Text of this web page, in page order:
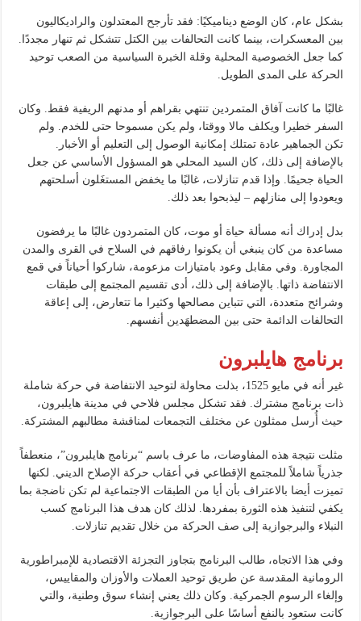
بشكل عام، كان الوضع ديناميكيًا: فقد تأرجح المعتدلون والراديكاليون
بين المعسكرات، بينما كانت التحالفات بين الكتل تتشكل ثم تنهار مجددًا.
كما جعل الخصوصية المحلية وقلة الخبرة السياسية من الصعب توحيد
الحركة على المدى الطويل.
غالبًا ما كانت آفاق المتمردين تنتهي بقراهم أو مدنهم الريفية فقط. وكان
السفر خطيرا ويكلف مالا ووقتا، ولم يكن مسموحا حتى للخدم. ولم
تكن الجماهير عادة تمتلك إمكانية الوصول إلى التعليم أو الأخبار.
بالإضافة إلى ذلك، كان السيد المحلي هو المسؤول الأساسي عن جعل
الحياة جحيمًا. وإذا قدم تنازلات، غالبًا ما يخفض المستغَلون أسلحتهم
ويعودوا إلى منازلهم – ليذبحوا بعد ذلك.
بدل إدراك أنه مسألة حياة أو موت، كان المتمردون غالبًا ما يرفضون
مساعدة من كان ينبغي أن يكونوا رفاقهم في السلاح في القرى والمدن
المجاورة. وفي مقابل وعود بامتيازات مزعومة، شاركوا أحياناً في قمع
الانتفاضة ذاتها. بالإضافة إلى ذلك، أدى تقسيم المجتمع إلى طبقات
وشرائح متعددة، التي تتباين مصالحها وكثيرا ما تتعارض، إلى إعاقة
التحالفات الدائمة حتى بين المضطهَدين أنفسهم.
برنامج هايلبرون
غير أنه في مايو 1525، بذلت محاولة لتوحيد الانتفاضة في حركة شاملة
ذات برنامج مشترك. فقد تشكل مجلس فلاحي في مدينة هايلبرون،
حيث أُرسل ممثلون عن مختلف التجمعات لمناقشة مطالبهم المشتركة.
مثلت نتيجة هذه المفاوضات، ما عرف باسم “برنامج هايلبرون”، منعطفاً
جذرياً شاملاً للمجتمع الإقطاعي في أعقاب حركة الإصلاح الديني. لكنها
تميزت أيضا بالاعتراف بأن أيا من الطبقات الاجتماعية لم تكن ناضجة بما
يكفي لتنفيذ هذه الثورة بمفردها. لذلك كان هدف هذا البرنامج كسب
النبلاء والبرجوازية إلى صف الحركة من خلال تقديم تنازلات.
وفي هذا الاتجاه، طالب البرنامج بتجاوز التجزئة الاقتصادية للإمبراطورية
الرومانية المقدسة عن طريق توحيد العملات والأوزان والمقاييس،
وإلغاء الرسوم الجمركية. وكان ذلك يعني إنشاء سوق وطنية، والتي
كانت ستعود بالنفع أساسًا على البرجوازية.